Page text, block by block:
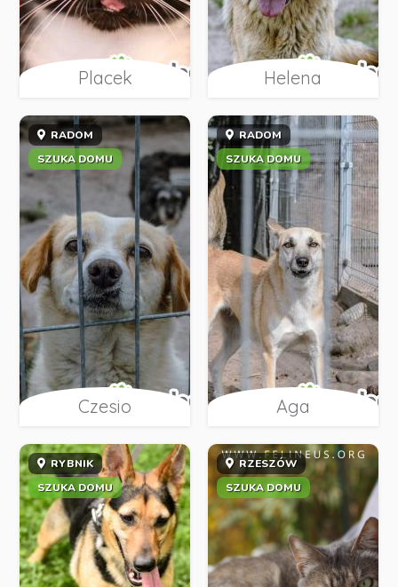
Placek Helena
RADOM
SZUKA DOMU
Czesio
RADOM
SZUKA DOMU
Aga
RYBNIK
SZUKA DOMU
RZESZÓW
SZUKA DOMU